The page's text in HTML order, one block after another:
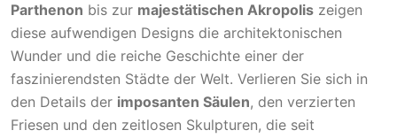
Parthenon bis zur majestätischen Akropolis zeigen
diese aufwendigen Designs die architektonischen
Wunder und die reiche Geschichte einer der
faszinierendsten Städte der Welt. Verlieren Sie sich in
den Details der imposanten Säulen, den verzierten
Friesen und den zeitlosen Skulpturen, die seit